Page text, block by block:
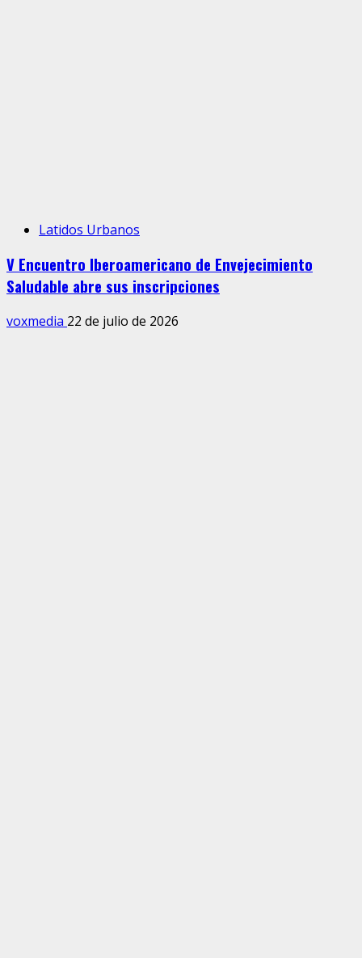
Latidos Urbanos
V Encuentro Iberoamericano de Envejecimiento
Saludable abre sus inscripciones
voxmedia 22 de julio de 2026